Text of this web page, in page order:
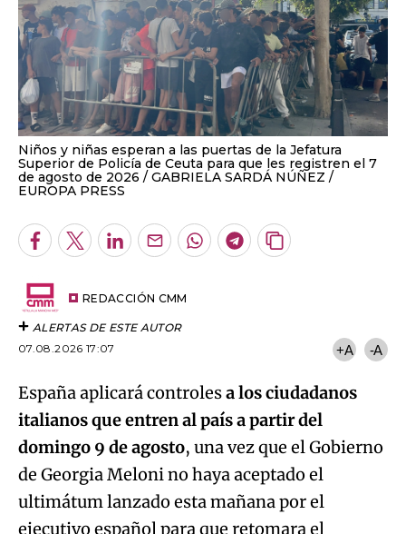
Niños y niñas esperan a las puertas de la Jefatura
Superior de Policía de Ceuta para que les registren el 7
de agosto de 2026
GABRIELA SARDÁ NÚÑEZ /
EUROPA PRESS
Facebook
TwitterLinkedInEnviarWhatsapp
Telegram
Copiar
REDACCIÓN CMM
ALERTAS DE ESTE AUTOR
07.08.2026 17:07
+A -A
España aplicará controlesa los ciudadanos
italianos que entren al país a partir del
domingo 9 de agosto, una vez que el Gobierno
de Georgia Meloni no haya aceptado el
ultimátum lanzado esta mañana por el
ejecutivo español para que retomara el